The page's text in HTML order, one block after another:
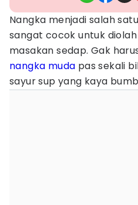
Nangka menjadi salah
sangat cocok untuk
masakan sedap. Gak
nangka muda pas sekali
sayur sup yang kaya